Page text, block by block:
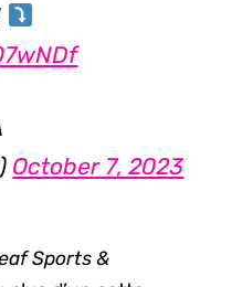
October 7, 2023
Sports &